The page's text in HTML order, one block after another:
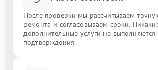
После проверки мы рассчитываем
ремонта и согласовываем сроки.
дополнительные услуги не выполняются
подтверждения.